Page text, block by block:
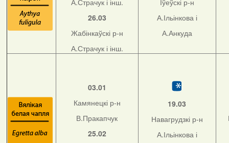
А.Страчук і інш.
26.03
Жабінкаўскі р-н
А.Страчук і інш.
Іўеўскі р-н
А.Ільінкова і
А.Анкуда
03.01
Камянецкі р-н
В.Пракапчук
25.02
19.03
Навагрудзкі р-н
А.Ільінкова і